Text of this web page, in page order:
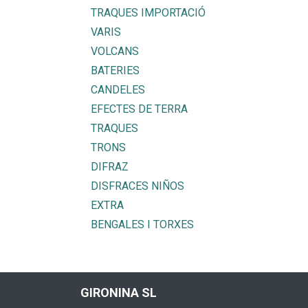
TRAQUES IMPORTACIÓ
VARIS
VOLCANS
BATERIES
CANDELES
EFECTES DE TERRA
TRAQUES
TRONS
DIFRAZ
DISFRACES NIÑOS
EXTRA
BENGALES I TORXES
GIRONINA SL